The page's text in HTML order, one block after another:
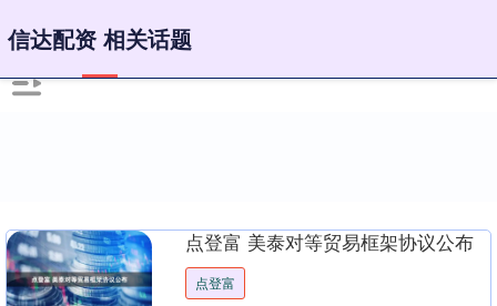
信达配资 相关话题
点登富 美泰对等贸易框架协议公布
点登富